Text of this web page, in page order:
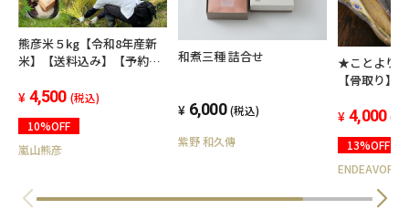
熊彦米５kg【令和8年産新
米】【送料込み】【予約販
4,500 (税込)
10%OFF
嵐山熊彦
和煮三種 詰合せ
6,000 (税込)
紫野 和久傳
★ことより
【骨取り】
4,000 (税
13%OFF
ENDEAVOR